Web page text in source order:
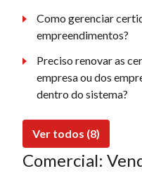
Como gerenciar
empreendimentos?
Preciso renovar as
empresa ou dos
dentro do sistema?
Ver todos (8)
Comercial: